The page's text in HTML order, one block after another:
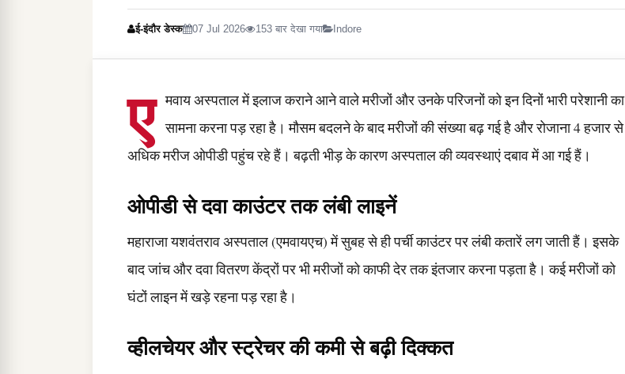
ई-इंदौर डेस्क 07 Jul 2026 153 बार देखा गया Indore
ए
मवाय अस्पताल में इलाज कराने आने वाले मरीजों और उनके परिजनों को इन दिनों भारी परेशानी का
सामना करना पड़ रहा है। मौसम बदलने के बाद मरीजों की संख्या बढ़ गई है और रोजाना 4 हजार से
अधिक मरीज ओपीडी पहुंच रहे हैं। बढ़ती भीड़ के कारण अस्पताल की व्यवस्थाएं दबाव में आ गई हैं।
ओपीडी से दवा काउंटर तक लंबी लाइनें
महाराजा यशवंतराव अस्पताल (एमवायएच) में सुबह से ही पर्ची काउंटर पर लंबी कतारें लग जाती हैं। इसके
बाद जांच और दवा वितरण केंद्रों पर भी मरीजों को काफी देर तक इंतजार करना पड़ता है। कई मरीजों को
घंटों लाइन में खड़े रहना पड़ रहा है।
व्हीलचेयर और स्ट्रेचर की कमी से बढ़ी दिक्कत